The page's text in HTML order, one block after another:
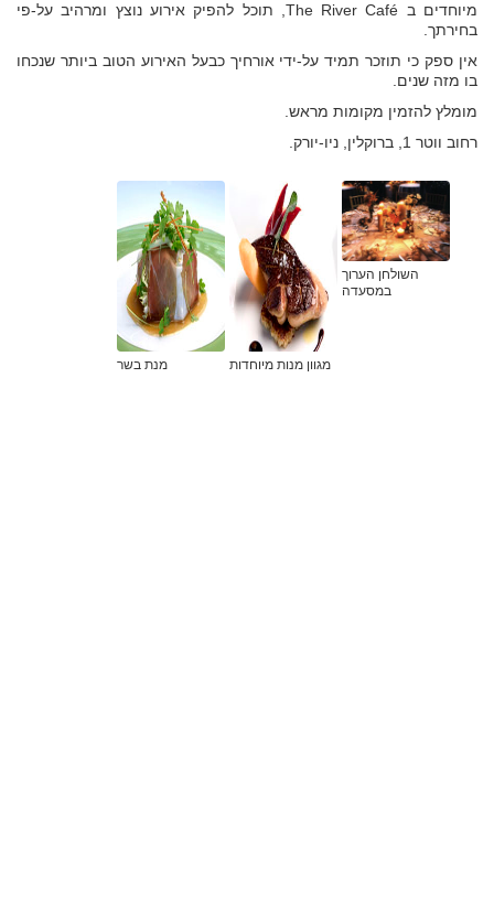
מיוחדים ב The River Café, תוכל להפיק אירוע נוצץ ומרהיב על-פי
בחירתך.
אין ספק כי תוזכר תמיד על-ידי אורחיך כבעל האירוע הטוב ביותר שנכחו
בו מזה שנים.
מומלץ להזמין מקומות מראש.
רחוב ווטר 1, ברוקלין, ניו-יורק.
השולחן הערוך
במסעדה
מגוון מנות מיוחדות מנת בשר